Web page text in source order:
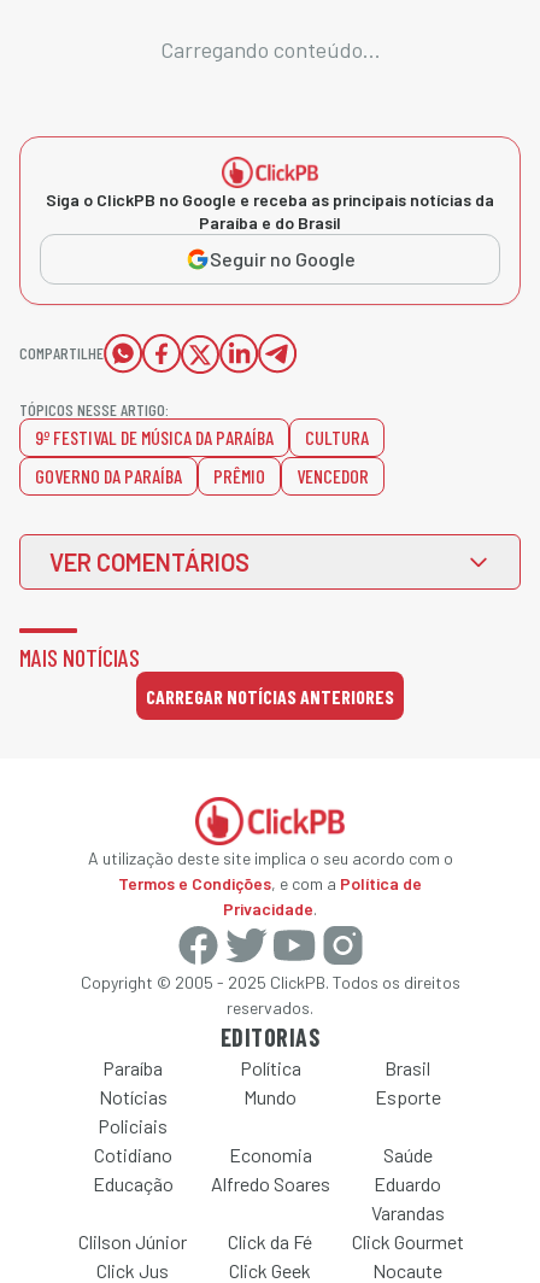
Carregando conteúdo...
Siga o ClickPB no Google e receba as principais notícias da
Paraíba e do Brasil
Seguir no Google
COMPARTILHE
TÓPICOS NESSE ARTIGO:
9º FESTIVAL DE MÚSICA DA PARAÍBA
CULTURA
GOVERNO DA PARAÍBA
PRÊMIO VENCEDOR
VER COMENTÁRIOS
MAIS NOTÍCIAS
CARREGAR NOTÍCIAS ANTERIORES
A utilização deste site implica o seu acordo com o
Termos e Condições, e com a Política de
Privacidade.
Copyright © 2005 - 2025 ClickPB. Todos os direitos
reservados.
EDITORIAS
Paraíba Política
Brasil
Notícias
Policiais
Mundo Esporte
Cotidiano Economia
Saúde
Educação
Alfredo Soares
Eduardo
Varandas
Clilson Júnior
Click da Fé
Click Gourmet
Click Jus
Click Geek Nocaute